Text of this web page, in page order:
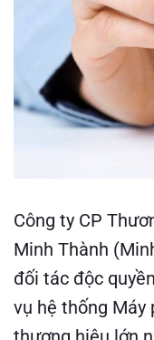
Công ty CP
Minh Thành
đối tác độc
vụ hệ thống Máy